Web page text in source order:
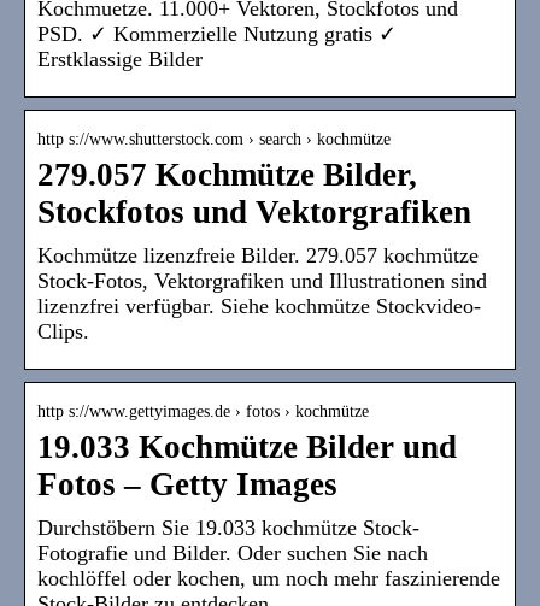
Kochmuetze. 11.000+ Vektoren, Stockfotos und
PSD. ✓ Kommerzielle Nutzung gratis ✓
Erstklassige Bilder
http s://www.shutterstock.com › search › kochmütze
279.057 Kochmütze Bilder,
Stockfotos und Vektorgrafiken
Kochmütze lizenzfreie Bilder. 279.057 kochmütze
Stock-Fotos, Vektorgrafiken und Illustrationen sind
lizenzfrei verfügbar. Siehe kochmütze Stockvideo-
Clips.
http s://www.gettyimages.de › fotos › kochmütze
19.033 Kochmütze Bilder und
Fotos – Getty Images
Durchstöbern Sie 19.033 kochmütze Stock-
Fotografie und Bilder. Oder suchen Sie nach
kochlöffel oder kochen, um noch mehr faszinierende